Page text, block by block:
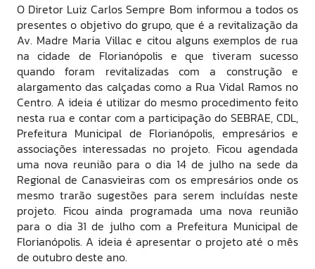
O Diretor Luiz Carlos Sempre Bom informou a todos os
presentes o objetivo do grupo, que é a revitalização da
Av. Madre Maria Villac e citou alguns exemplos de rua
na cidade de Florianópolis e que tiveram sucesso
quando foram revitalizadas com a construção e
alargamento das calçadas como a Rua Vidal Ramos no
Centro. A ideia é utilizar do mesmo procedimento feito
nesta rua e contar com a participação do SEBRAE, CDL,
Prefeitura Municipal de Florianópolis, empresários e
associações interessadas no projeto. Ficou agendada
uma nova reunião para o dia 14 de julho na sede da
Regional de Canasvieiras com os empresários onde os
mesmo trarão sugestões para serem incluídas neste
projeto. Ficou ainda programada uma nova reunião
para o dia 31 de julho com a Prefeitura Municipal de
Florianópolis. A ideia é apresentar o projeto até o mês
de outubro deste ano.